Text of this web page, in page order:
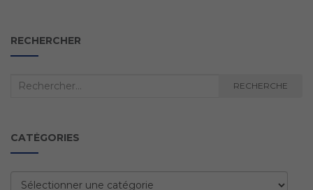
RECHERCHER
Recherche
RECHERCHE
CATÉGORIES
Catégories